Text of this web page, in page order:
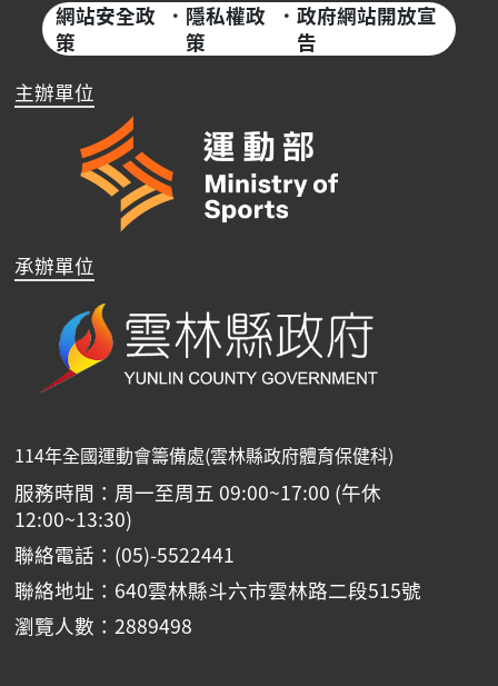
網站安全政
策
· 隱私權政
策
· 政府網站開放宣
告
主辦單位
承辦單位
114年全國運動會籌備處(雲林縣政府體育保健科)
服務時間：周一至周五 09:00~17:00 (午休
12:00~13:30)
聯絡電話：(05)-5522441
聯絡地址：640雲林縣斗六市雲林路二段515號
瀏覽人數：2889498